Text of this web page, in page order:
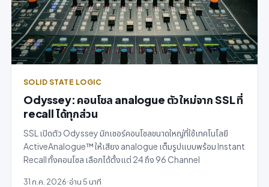
SOLID STATE LOGIC
Odyssey: คอนโซล analogue ตัวใหม่จาก SSL ที่
recall ได้ทุกส่วน
SSL เปิดตัว Odyssey มิกเซอร์คอนโซลขนาดใหญ่ที่ใช้เทคโนโลยี
ActiveAnalogue™ ให้เสียง analogue เต็มรูปแบบพร้อม Instant
Recall ทั้งคอนโซล เลือกได้ตั้งแต่ 24 ถึง 96 Channel
31 ก.ค. 2026 อ่าน 5 นาที